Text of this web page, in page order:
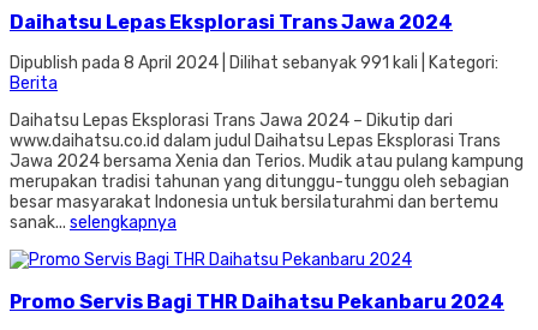
Daihatsu Lepas Eksplorasi Trans Jawa 2024
Dipublish pada 8 April 2024 | Dilihat sebanyak 991 kali | Kategori:
Berita
Daihatsu Lepas Eksplorasi Trans Jawa 2024 – Dikutip dari
www.daihatsu.co.id dalam judul Daihatsu Lepas Eksplorasi Trans
Jawa 2024 bersama Xenia dan Terios. Mudik atau pulang kampung
merupakan tradisi tahunan yang ditunggu-tunggu oleh sebagian
besar masyarakat Indonesia untuk bersilaturahmi dan bertemu
sanak... selengkapnya
Promo Servis Bagi THR Daihatsu Pekanbaru 2024